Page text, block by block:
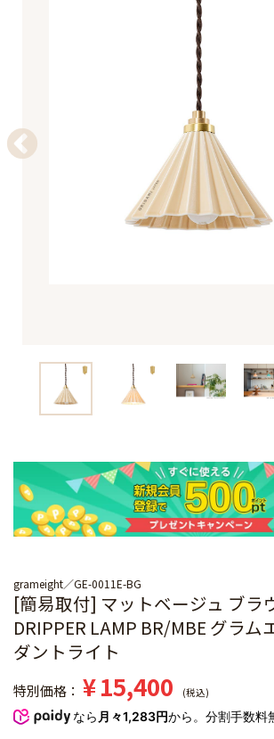
grameight GE-0011E-BG
[簡易取付] マットベージュ ブラ
DRIPPER LAMP BR/MBE グラム
ダントライト
特別価格 ¥15,400 税込
なら 月々1,283円から。分割手数料